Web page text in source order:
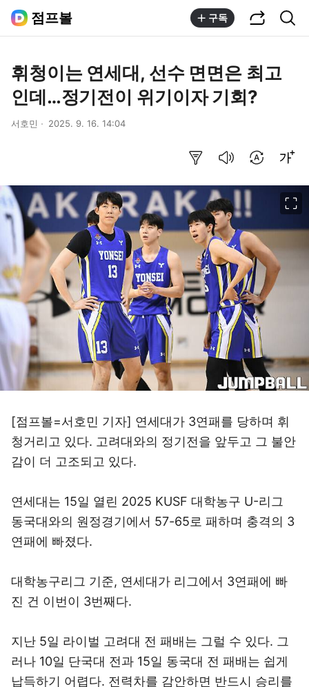
점프볼 구독
휘청이는 연세대, 선수 면면은 최고
인데…정기전이 위기이자 기회?
서호민 2025. 9. 16. 14:04
[점프볼=서호민 기자] 연세대가 3연패를 당하며 휘
청거리고 있다. 고려대와의 정기전을 앞두고 그 불안
감이 더 고조되고 있다.
연세대는 15일 열린 2025 KUSF 대학농구 U-리그
동국대와의 원정경기에서 57-65로 패하며 충격의 3
연패에 빠졌다.
대학농구리그 기준, 연세대가 리그에서 3연패에 빠
진 건 이번이 3번째다.
지난 5일 라이벌 고려대 전 패배는 그럴 수 있다. 그
러나 10일 단국대 전과 15일 동국대 전 패배는 쉽게
납득하기 어렵다. 전력차를 감안하면 반드시 승리를